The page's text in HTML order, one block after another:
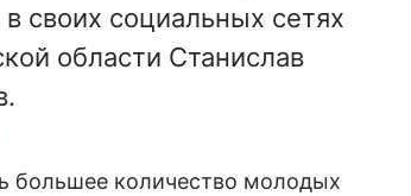
своих социальных сетях
области Станислав
большее количество молодых